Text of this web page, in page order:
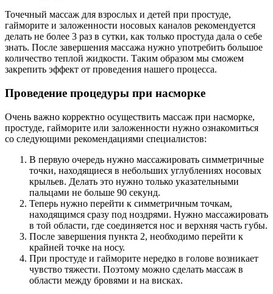
Точечный массаж для взрослых и детей при простуде,
гайморите и заложенности носовых каналов рекомендуется
делать не более 3 раз в сутки, как только простуда дала о себе
знать. После завершения массажа нужно употребить большое
количество теплой жидкости. Таким образом мы сможем
закрепить эффект от проведения нашего процесса.
Проведение процедуры при насморке
Очень важно корректно осуществить массаж при насморке,
простуде, гайморите или заложенности нужно ознакомиться
со следующими рекомендациями специалистов:
В первую очередь нужно массажировать симметричные
точки, находящиеся в небольших углублениях носовых
крыльев. Делать это нужно только указательными
пальцами не больше 90 секунд.
Теперь нужно перейти к симметричным точкам,
находящимся сразу под ноздрями. Нужно массажировать
в той области, где соединяется нос и верхняя часть губы.
После завершения пункта 2, необходимо перейти к
крайней точке на носу.
При простуде и гайморите нередко в голове возникает
чувство тяжести. Поэтому можно сделать массаж в
области между бровями и на висках.